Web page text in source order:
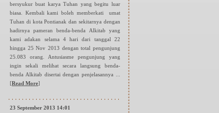
bersyukur buat karya Tuhan yang begitu luar
biasa. Kembali kami boleh memberkati umat
Tuhan di kota Pontianak dan sekitarnya dengan
hadirnya pameran benda-benda Alkitab yang
kami adakan selama 4 hari dari tanggal 22
hingga 25 Nov 2013 dengan total pengunjung
25.083 orang. Antusiasme pengunjung yang
ingin sekali melihat secara langsung benda-
benda Alkitab disertai dengan penjelasannya ...
[Read More]
23 September 2013 14:01